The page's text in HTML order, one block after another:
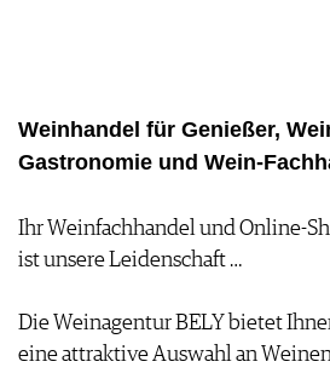
WEINREISEN
KLARTEXT
ARCHIV
VORTEILSWELT
BILDSTRECKEN
BÜCHER
WEINWIRTSCHAFT
WEINSZENE
VINOPHILES
ARCHIV
VORTEILSWELT
TRINKREIFETABELLE
Weinhandel für Genießer,
Gastronomie und Wein-
Ihr Weinfachhandel und Online-
ist unsere Leidenschaft …
Die Weinagentur BELY bietet
eine attraktive Auswahl an